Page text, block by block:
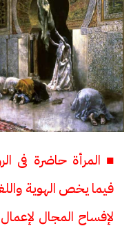
■ المرأة حاضرة فى
فيما يخص الهوية
لإفساح المجال